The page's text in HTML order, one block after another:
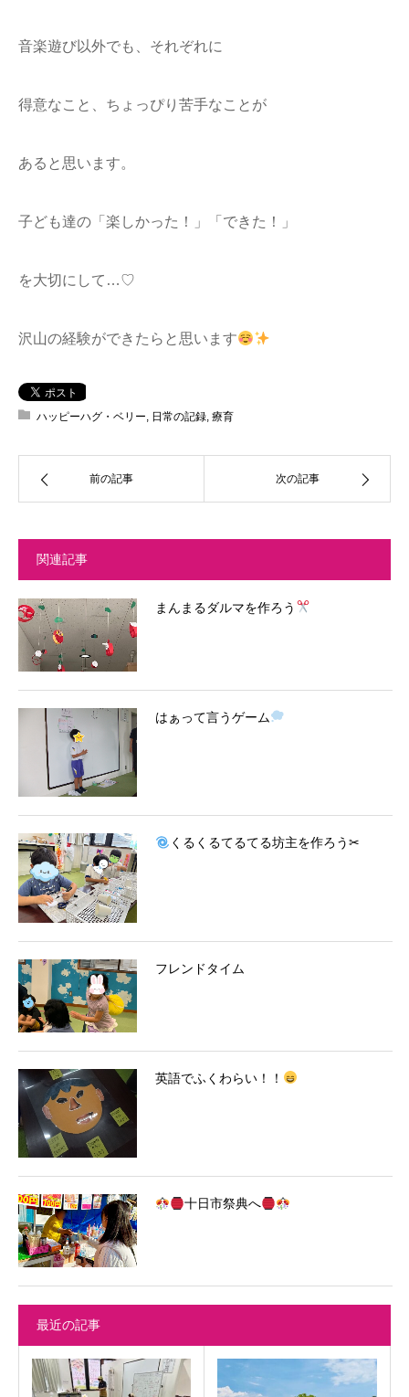
音楽遊び以外でも、それぞれに
得意なこと、ちょっぴり苦手なことが
あると思います。
子ども達の「楽しかった！」「できた！」
を大切にして…♡
沢山の経験ができたらと思います
ハッピーハグ・ベリー, 日常の記録, 療育
前の記事 次の記事
関連記事
まんまるダルマを作ろう
はぁって言うゲーム
くるくるてるてる坊主を作ろう✂
フレンドタイム
英語でふくわらい！！
十日市祭典へ
最近の記事